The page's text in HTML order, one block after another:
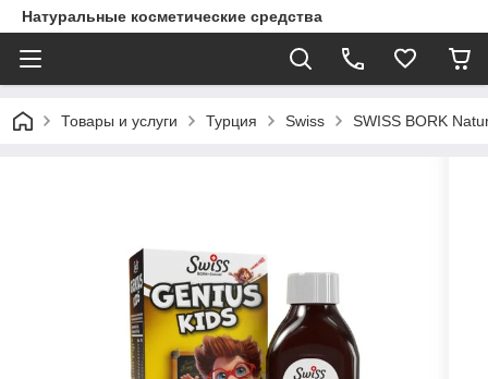
Натуральные косметические средства
Товары и услуги Турция Swiss SWISS BORK